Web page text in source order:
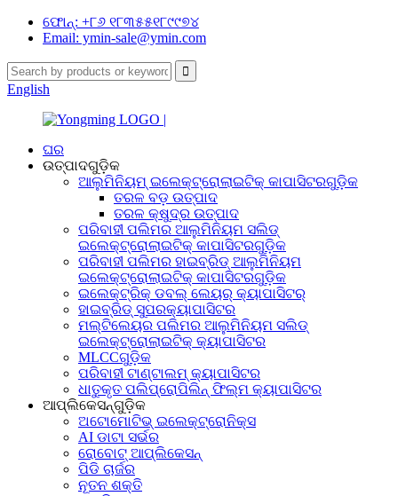
ଫୋନ୍: +୮୬ ୧୮୩୫୫୧୮୯୯୭୪
Email: ymin-sale@ymin.com
English
ଘର
ଉତ୍ପାଦଗୁଡ଼ିକ
ଆଲୁମିନିୟମ୍ ଇଲେକ୍ଟ୍ରୋଲାଇଟିକ୍ କାପାସିଟରଗୁଡ଼ିକ
ତରଳ ବଡ଼ ଉତ୍ପାଦ
ତରଳ କ୍ଷୁଦ୍ର ଉତ୍ପାଦ
ପରିବାହୀ ପଲିମର ଆଲୁମିନିୟମ ସଲିଡ୍
ଇଲେକ୍ଟ୍ରୋଲାଇଟିକ୍ କାପାସିଟରଗୁଡ଼ିକ
ପରିବାହୀ ପଲିମର ହାଇବ୍ରିଡ୍ ଆଲୁମିନିୟମ
ଇଲେକ୍ଟ୍ରୋଲାଇଟିକ୍ କାପାସିଟରଗୁଡ଼ିକ
ଇଲେକ୍ଟ୍ରିକ୍ ଡବଲ୍ ଲେୟର୍ କ୍ୟାପାସିଟର୍
ହାଇବ୍ରିଡ୍ ସୁପରକ୍ୟାପାସିଟର
ମଲ୍ଟିଲେୟର ପଲିମର ଆଲୁମିନିୟମ ସଲିଡ୍
ଇଲେକ୍ଟ୍ରୋଲାଇଟିକ୍ କ୍ୟାପାସିଟର
MLCCଗୁଡ଼ିକ
ପରିବାହୀ ଟାଣ୍ଟାଲମ୍ କ୍ୟାପାସିଟର
ଧାତୁକୃତ ପଲିପ୍ରୋପିଲିନ୍ ଫିଲ୍ମ କ୍ୟାପାସିଟର
ଆପ୍ଲିକେସନ୍‌ଗୁଡ଼ିକ
ଅଟୋମୋଟିଭ୍ ଇଲେକ୍ଟ୍ରୋନିକ୍ସ
AI ଡାଟା ସର୍ଭର
ରୋବୋଟ୍ ଆପ୍ଲିକେସନ୍
ପିଡି ଚାର୍ଜର
ନୂତନ ଶକ୍ତି